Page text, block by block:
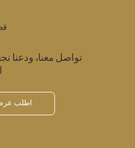
قصر 118، جرين
تواصل معنا، ودعنا
اطلب